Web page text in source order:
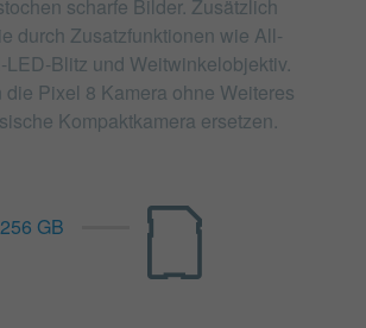
scharfe Bilder. Zusätzlich
durch Zusatzfunktionen wie All-
LED-Blitz und Weitwinkelobjektiv.
die Pixel 8 Kamera ohne Weiteres
Kompaktkamera ersetzen.
256 GB